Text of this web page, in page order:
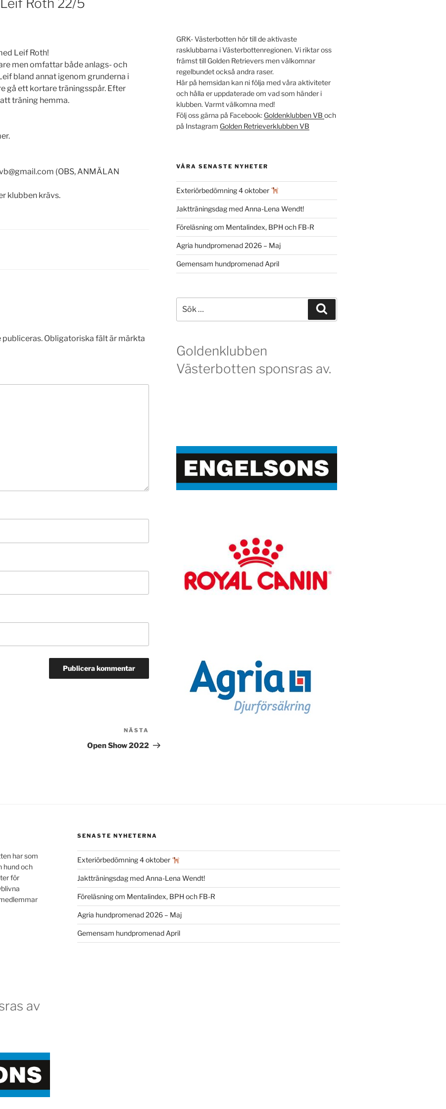
Roth 22/5
Leif Roth!
men omfattar både anlags- och
bland annat igenom grunderna i
gå ett kortare träningsspår. Efter
träning hemma.
(OBS, ANMÄLAN
klubben krävs.
publiceras. Obligatoriska fält är märkta
inlägg
NÄSTA
Open Show 2022
GRK- Västerbotten hör till de aktivaste
rasklubbarna i Västerbottenregionen. Vi riktar oss
främst till Golden Retrievers men välkomnar
regelbundet också andra raser.
Här på hemsidan kan ni följa med våra aktiviteter
och hålla er uppdaterade om vad som händer i
klubben. Varmt välkomna med!
Följ oss gärna på Facebook: Goldenklubben VB och
på Instagram Golden Retrieverklubben VB
VÅRA SENASTE NYHETER
Exteriörbedömning 4 oktober
Jaktträningsdag med Anna-Lena Wendt!
Föreläsning om Mentalindex, BPH och FB-R
Agria hundpromenad 2026 – Maj
Gemensam hundpromenad April
efter:
Goldenklubben
Västerbotten sponsras av.
har som
hund och
för
av
SENASTE NYHETERNA
Exteriörbedömning 4 oktober
Jaktträningsdag med Anna-Lena Wendt!
Föreläsning om Mentalindex, BPH och FB-R
Agria hundpromenad 2026 – Maj
Gemensam hundpromenad April